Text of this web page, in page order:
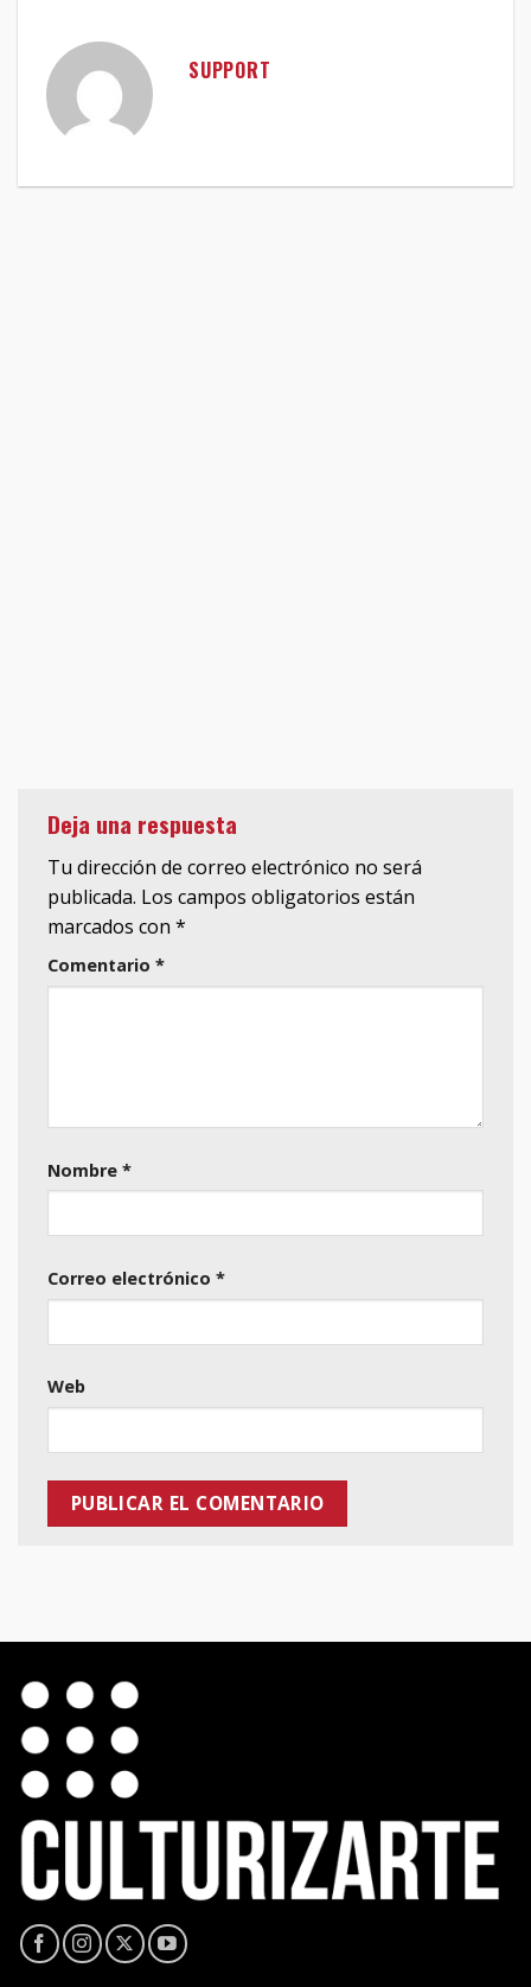
SUPPORT
Deja una respuesta
Tu dirección de correo electrónico no será
publicada. Los campos obligatorios están
marcados con *
Comentario *
Nombre *
Correo electrónico *
Web